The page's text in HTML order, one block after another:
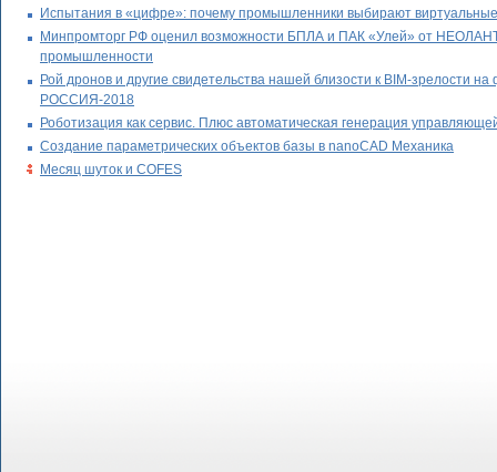
Испытания в «цифре»: почему промышленники выбирают
Минпромторг РФ оценил возможности БПЛА и ПАК «Улей» от
промышленности
Рой дронов и другие свидетельства нашей близости к BIM-
РОССИЯ-2018
Роботизация как сервис. Плюс автоматическая генерация
Создание параметрических объектов базы в nanoCAD Механика
Месяц шуток и COFES